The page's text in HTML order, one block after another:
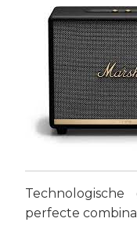
perfecte